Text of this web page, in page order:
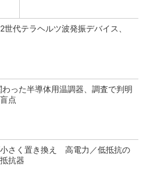
世代テラヘルツ波発振デバイス、
った半導体用温調器、調査で判明
点
さく置き換え 高電力／低抵抗の
抗器